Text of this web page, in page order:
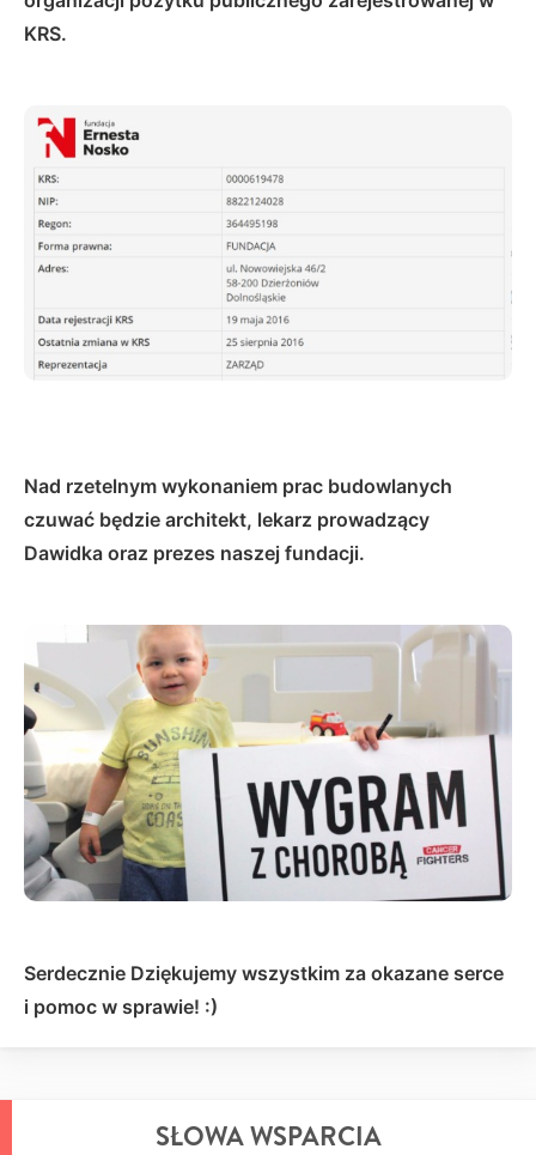
KRS.
Nad rzetelnym wykonaniem prac budowlanych
czuwać będzie architekt, lekarz prowadzący
Dawidka oraz prezes naszej fundacji.
Serdecznie Dziękujemy wszystkim za okazane serce
i pomoc w sprawie! :)
SŁOWA WSPARCIA